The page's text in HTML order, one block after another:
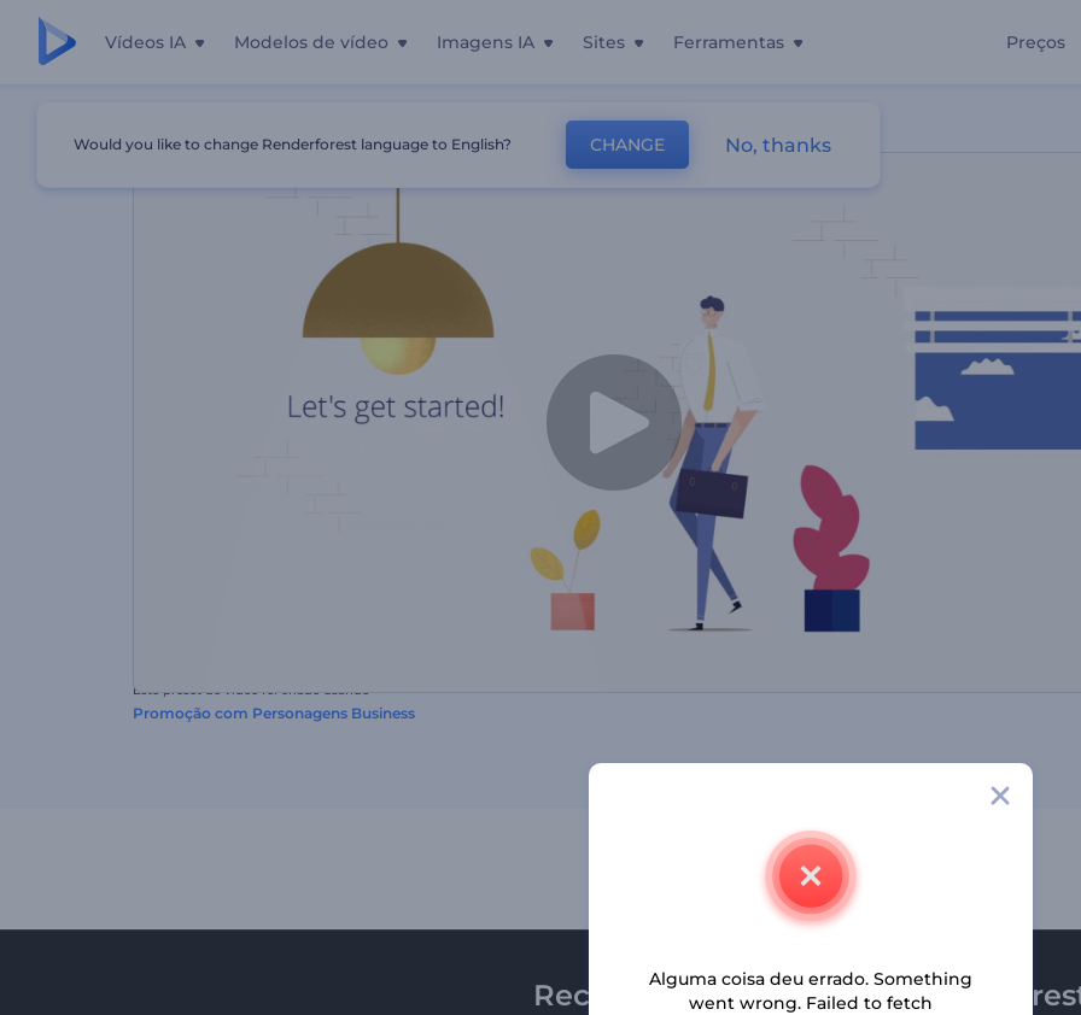
Vídeos IA Modelos de vídeo Imagens IA Sites Ferramentas Preços
Este preset de vídeo foi criado usando
Promoção com Personagens Business
Receba a newsletter da
Would you like to change Renderforest language to English? CHANGE No, thanks
Alguma coisa deu errado. Something
went wrong. Failed to fetch